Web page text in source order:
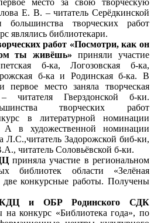
Е. В. – читатель Серёдкинской
большинства творческих работ
являлись библиотекари.
работ «Посмотри, как он
ты живёшь» приняли участие
б-ка, Логозовская б-ка,
б-ка и Родинская б-ка. В
первое место заняла творческая
Гверздонской б-ки.
творческих работ
в литературной номинации
А в художественной номинации
Л.С.,читатель Задорожской биб-ки,
читатель Соловьёвской б-ки.
приняла участие в региональном
библиотек области «Зелёная
две конкурсные работы. Получены
КДЦ и ОБР Родинского СДК
на конкурс «Библиотека года», по